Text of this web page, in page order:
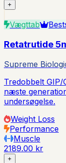
+
Vægttab
Retatrutide
Supreme
Tredobbelt
næste
undersøgelse.
Weight Loss
Performance
Muscle
2189.00 kr
+